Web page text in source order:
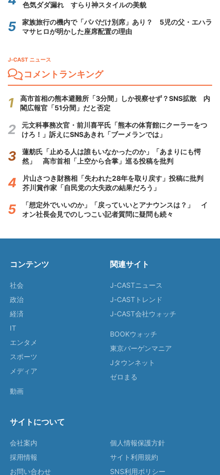
色気ダダ漏れ すらり神スタイルの美貌
家族旅行の機内で「パパだけ別席」あり？ 5児の父・エハラ
マサヒロが明かした座席配置の理由
J-CAST ニュース
コメントランキング
高市首相の熊本避難所「3分間」しか視察せず？SNS拡散 内
閣広報官「51分間」だと否定
元文科事務次官・前川喜平氏「熊本の体育館にクーラーをつ
けろ！」訴えにSNSあきれ「ブーメランでは」
蓮舫氏「止める人は誰もいなかったのか」「あまりにも愕
然」 高市首相「上空から合掌」巡る投稿を批判
片山さつき財務相「失われた28年を取り戻す」投稿に批判
芥川賞作家「自民党の大失政の結果だろう」
「想定外でいいのか」「戻っていいとアナウンスは？」 イ
オン社長会見でのしつこい記者質問に疑問も続々
コンテンツ
社会
政治
経済
IT
エンタメ
スポーツ
メディア
動画
関連サイト
J-CASTニュース
J-CASTトレンド
J-CAST会社ウォッチ
BOOKウォッチ
東京バーゲンマニア
Jタウンネット
ゼロまる
サイトについて
会社案内
採用情報
お問い合わせ
個人情報保護方針
サイト利用規約
SNS利用ポリシー